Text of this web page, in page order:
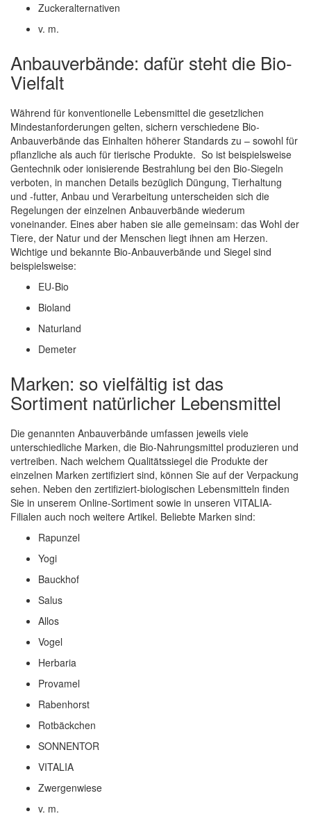
Zuckeralternativen
v. m.
Anbauverbände: dafür steht die Bio-
Vielfalt
Während für konventionelle Lebensmittel die gesetzlichen
Mindestanforderungen gelten, sichern verschiedene Bio-
Anbauverbände das Einhalten höherer Standards zu – sowohl für
pflanzliche als auch für tierische Produkte. So ist beispielsweise
Gentechnik oder ionisierende Bestrahlung bei den Bio-Siegeln
verboten, in manchen Details bezüglich Düngung, Tierhaltung
und -futter, Anbau und Verarbeitung unterscheiden sich die
Regelungen der einzelnen Anbauverbände wiederum
voneinander. Eines aber haben sie alle gemeinsam: das Wohl der
Tiere, der Natur und der Menschen liegt ihnen am Herzen.
Wichtige und bekannte Bio-Anbauverbände und Siegel sind
beispielsweise:
EU-Bio
Bioland
Naturland
Demeter
Marken: so vielfältig ist das
Sortiment natürlicher Lebensmittel
Die genannten Anbauverbände umfassen jeweils viele
unterschiedliche Marken, die Bio-Nahrungsmittel produzieren und
vertreiben. Nach welchem Qualitätssiegel die Produkte der
einzelnen Marken zertifiziert sind, können Sie auf der Verpackung
sehen. Neben den zertifiziert-biologischen Lebensmitteln finden
Sie in unserem Online-Sortiment sowie in unseren VITALIA-
Filialen auch noch weitere Artikel. Beliebte Marken sind:
Rapunzel
Yogi
Bauckhof
Salus
Allos
Vogel
Herbaria
Provamel
Rabenhorst
Rotbäckchen
SONNENTOR
VITALIA
Zwergenwiese
v. m.